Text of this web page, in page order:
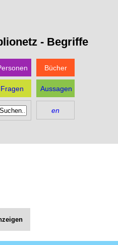
- Begriffe
Bücher
Fragen Aussagen
en